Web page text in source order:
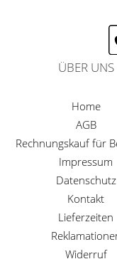
ÜBER UNS
Home
AGB
Rechnungskauf für
Impressum
Datenschutz
Kontakt
Lieferzeiten
Widerruf